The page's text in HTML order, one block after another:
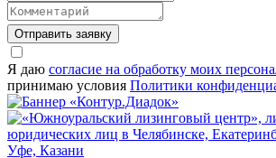
Отправить заявку
Я даю согласие на обработку моих
принимаю условия Политики